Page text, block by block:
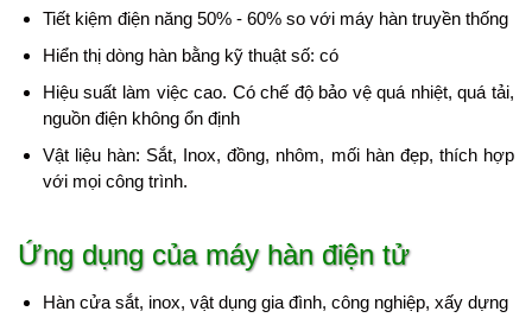
Tiết kiệm điện năng 50% - 60% so với máy hàn truyền thống
Hiển thị dòng hàn bằng kỹ thuật số: có
Hiệu suất làm việc cao. Có chế độ bảo vệ quá nhiệt, quá tải,
nguồn điện không ổn định
Vật liệu hàn: Sắt, Inox, đồng, nhôm, mối hàn đẹp, thích hợp
với mọi công trình.
Ứng dụng của máy hàn điện tử
Hàn cửa sắt, inox, vật dụng gia đình, công nghiệp, xấy dựng